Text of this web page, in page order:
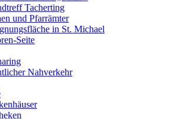
Tacherting
und Pfarrämter
in St. Michael
Seite
Nahverkehr